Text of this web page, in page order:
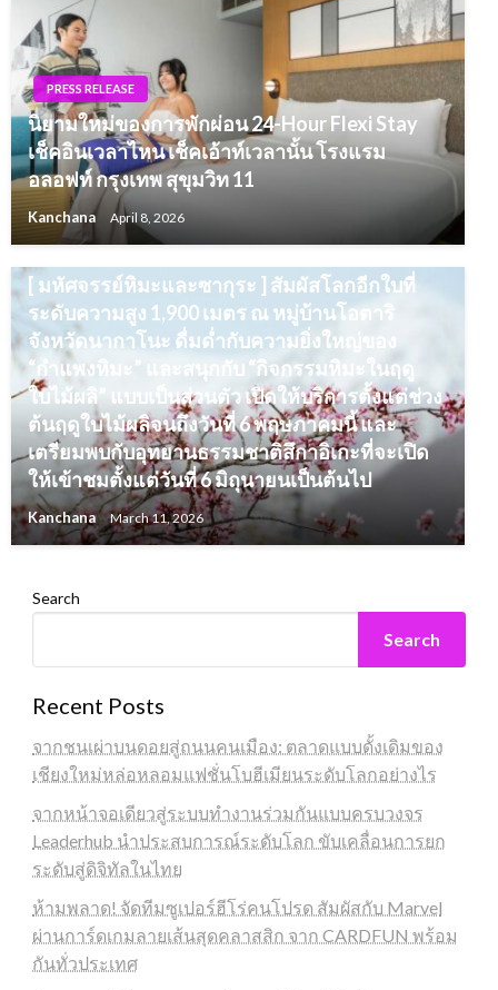
PRESS RELEASE
นิยามใหม่ของการพักผ่อน 24-Hour Flexi Stay
เช็คอินเวลาไหน เช็คเอ้าท์เวลานั้น โรงแรม
อลอฟท์ กรุงเทพ สุขุมวิท 11
Kanchana April 8, 2026
[ มหัศจรรย์หิมะและซากุระ ] สัมผัสโลกอีกใบที่
ระดับความสูง 1,900 เมตร ณ หมู่บ้านโอตาริ
จังหวัดนากาโนะ ดื่มด่ำกับความยิ่งใหญ่ของ
“กำแพงหิมะ” และสนุกกับ “กิจกรรมหิมะในฤดู
ใบไม้ผลิ” แบบเป็นส่วนตัว เปิดให้บริการตั้งแต่ช่วง
ต้นฤดูใบไม้ผลิจนถึงวันที่ 6 พฤษภาคมนี้ และ
เตรียมพบกับอุทยานธรรมชาติสึกาอิเกะที่จะเปิด
ให้เข้าชมตั้งแต่วันที่ 6 มิถุนายนเป็นต้นไป
Kanchana March 11, 2026
Search
Search
Recent Posts
จากชนเผ่าบนดอยสู่ถนนคนเมือง: ตลาดแบบดั้งเดิมของ
เชียงใหม่หล่อหลอมแฟชั่นโบฮีเมียนระดับโลกอย่างไร
จากหน้าจอเดียวสู่ระบบทำงานร่วมกันแบบครบวงจร
Leaderhub นำประสบการณ์ระดับโลก ขับเคลื่อนการยก
ระดับสู่ดิจิทัลในไทย
ห้ามพลาด! จัดทีมซูเปอร์ฮีโร่คนโปรด สัมผัสกับ Marvel
ผ่านการ์ดเกมลายเส้นสุดคลาสสิก จาก CARDFUN พร้อม
กันทั่วประเทศ